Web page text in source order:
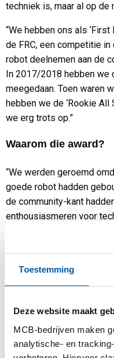
Toestemming
Deze website maakt
MCB-bedrijven maken
analytische- en
techniek is, maar al op de
“We hebben ons als
de FRC, een competitie
robot deelnemen aan de
In 2017/2018 hebben we
meegedaan. Toen waren
hebben we de ‘Rookie All
we erg trots op.”
Waarom die award?
“We werden geroemd
goede robot hadden
de community-kant
enthousiasmeren voor
soort zaken. We hebben
dat was helemaal een
Helaas kwamen we niet
al verder dan in de
“Dit jaar hebben we
opgezet. We werken
Werktuigbouwkunde en